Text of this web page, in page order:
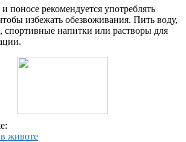
поносе рекомендуется употреблять
избежать обезвоживания. Пить воду,
напитки или растворы для
животе